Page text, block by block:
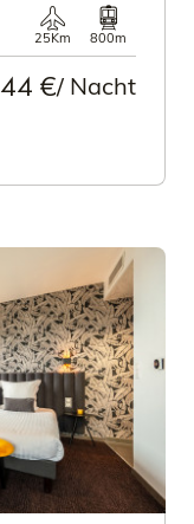
25Km 800m
44 €/ Nacht